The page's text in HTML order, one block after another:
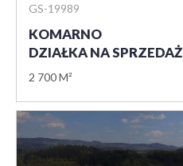
GS-19989
KOMARNO
DZIAŁKA NA SPRZEDAŻ
2 700 M²